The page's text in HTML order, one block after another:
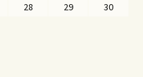
28 29
30